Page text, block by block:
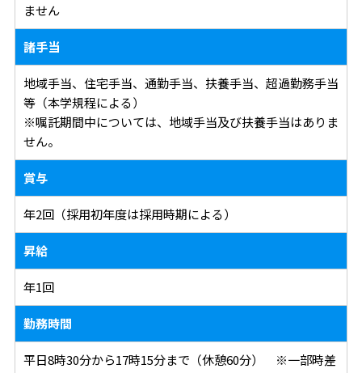
ません
諸手当
地域手当、住宅手当、通勤手当、扶養手当、超過勤務手当
等（本学規程による）
※嘱託期間中については、地域手当及び扶養手当はありま
せん。
賞与
年2回（採用初年度は採用時期による）
昇給
年1回
勤務時間
平日8時30分から17時15分まで（休憩60分） ※一部時差